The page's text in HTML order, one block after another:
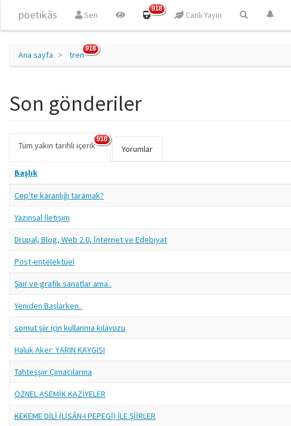
pöetikâs Sen
918
Canlı Yayın
Ana sayfa tren
918
Son gönderiler
Birincil sekmeler
Tüm yakın tarihli içerik(etkin
918
Yorumlar
Başlık
Cep'te karanlığı taramak?
Yazınsal İletişim
Drupal, Blog, Web 2.0, İnternet ve Edebiyat
Post-entelektüel
Şair ve grafik sanatlar ama..
Yeniden Başlarken..
somut şiir için kullanma kılavuzu
Haluk Aker: YARIN KAYGISI
Tahteşşiir Çımacılarına
ÖZNEL ASEMİK KAZİYELER
KEKEME DİLİ (LİSÂN-I PEPEGİ) İLE ŞİİRLER